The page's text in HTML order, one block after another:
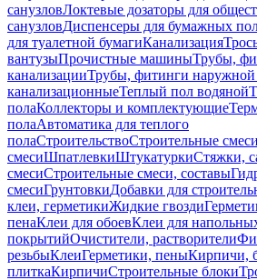
санузловЛоктевые дозаторы для
санузловДиспенсеры для бумажных
для туалетной бумагиКанализация
вантузыПрочистные машиныТрубы,
канализацииТрубы, фитинги наружной
канализационныеТеплый пол водяной
полаКоллекторы и комплектующие
полаАвтоматика для теплого
полаСтроительствоСтроительные
смесиШпатлевкиШтукатуркиСтяжки,
смесиСтроительные смеси, составы
смесиГрунтовкиДобавки для
клеи, герметикиЖидкие гвозди
пенаКлеи для обоевКлеи для
покрытийОчистители, растворители
резьбыКлеиГерметики, пеныКирпичи,
плиткаКирпичиСтроительные блоки